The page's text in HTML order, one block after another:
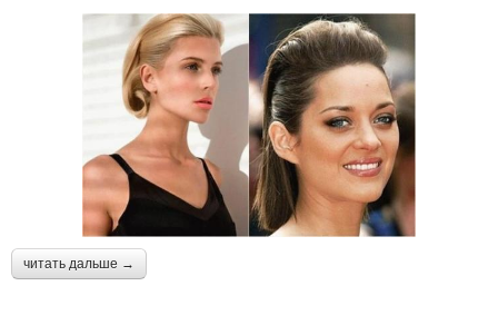
читать дальше →